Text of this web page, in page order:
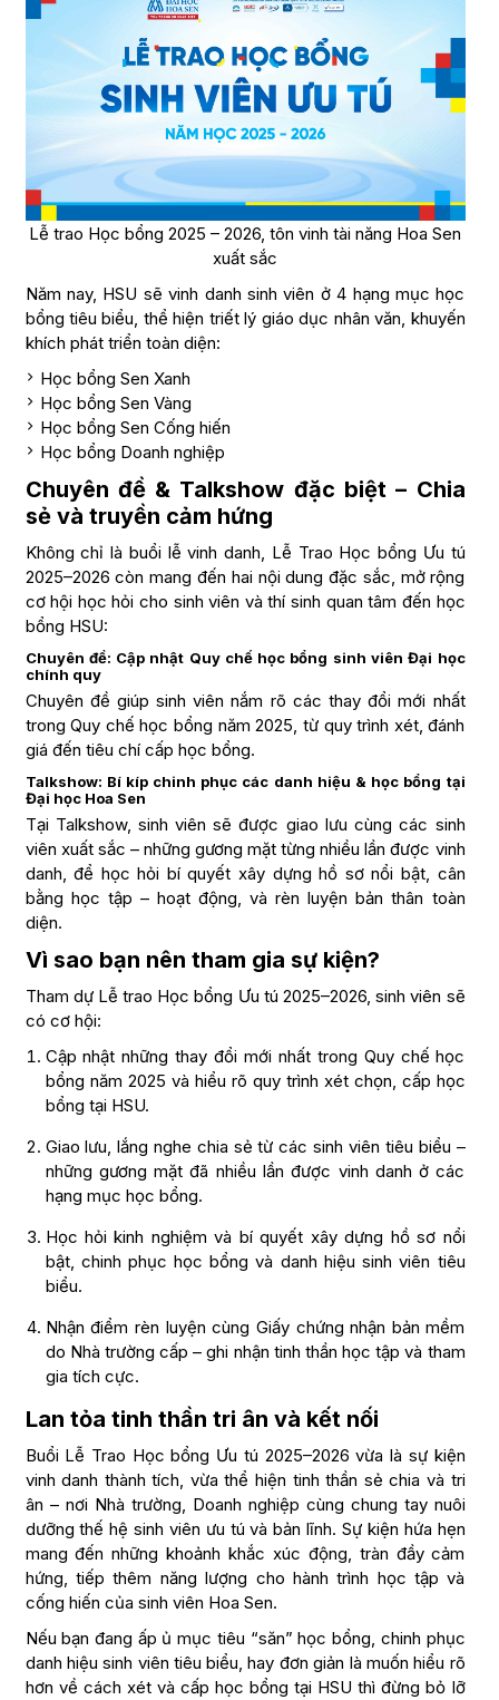
Lễ trao Học bổng 2025 – 2026, tôn vinh tài năng Hoa Sen
xuất sắc
Năm nay, HSU sẽ vinh danh sinh viên ở 4 hạng mục học
bổng tiêu biểu, thể hiện triết lý giáo dục nhân văn, khuyến
khích phát triển toàn diện:
Học bổng Sen Xanh
Học bổng Sen Vàng
Học bổng Sen Cống hiến
Học bổng Doanh nghiệp
Chuyên đề & Talkshow đặc biệt – Chia
sẻ và truyền cảm hứng
Không chỉ là buổi lễ vinh danh, Lễ Trao Học bổng Ưu tú
2025–2026 còn mang đến hai nội dung đặc sắc, mở rộng
cơ hội học hỏi cho sinh viên và thí sinh quan tâm đến học
bổng HSU:
Chuyên đề: Cập nhật Quy chế học bổng sinh viên Đại học
chính quy
Chuyên đề giúp sinh viên nắm rõ các thay đổi mới nhất
trong Quy chế học bổng năm 2025, từ quy trình xét, đánh
giá đến tiêu chí cấp học bổng.
Talkshow: Bí kíp chinh phục các danh hiệu & học bổng tại
Đại học Hoa Sen
Tại Talkshow, sinh viên sẽ được giao lưu cùng các sinh
viên xuất sắc – những gương mặt từng nhiều lần được vinh
danh, để học hỏi bí quyết xây dựng hồ sơ nổi bật, cân
bằng học tập – hoạt động, và rèn luyện bản thân toàn
diện.
Vì sao bạn nên tham gia sự kiện?
Tham dự Lễ trao Học bổng Ưu tú 2025–2026, sinh viên sẽ
có cơ hội:
Cập nhật những thay đổi mới nhất trong Quy chế học
bổng năm 2025 và hiểu rõ quy trình xét chọn, cấp học
bổng tại HSU.
Giao lưu, lắng nghe chia sẻ từ các sinh viên tiêu biểu –
những gương mặt đã nhiều lần được vinh danh ở các
hạng mục học bổng.
Học hỏi kinh nghiệm và bí quyết xây dựng hồ sơ nổi
bật, chinh phục học bổng và danh hiệu sinh viên tiêu
biểu.
Nhận điểm rèn luyện cùng Giấy chứng nhận bản mềm
do Nhà trường cấp – ghi nhận tinh thần học tập và tham
gia tích cực.
Lan tỏa tinh thần tri ân và kết nối
Buổi Lễ Trao Học bổng Ưu tú 2025–2026 vừa là sự kiện
vinh danh thành tích, vừa thể hiện tinh thần sẻ chia và tri
ân – nơi Nhà trường, Doanh nghiệp cùng chung tay nuôi
dưỡng thế hệ sinh viên ưu tú và bản lĩnh. Sự kiện hứa hẹn
mang đến những khoảnh khắc xúc động, tràn đầy cảm
hứng, tiếp thêm năng lượng cho hành trình học tập và
cống hiến của sinh viên Hoa Sen.
Nếu bạn đang ấp ủ mục tiêu “săn” học bổng, chinh phục
danh hiệu sinh viên tiêu biểu, hay đơn giản là muốn hiểu rõ
hơn về cách xét và cấp học bổng tại HSU thì đừng bỏ lỡ